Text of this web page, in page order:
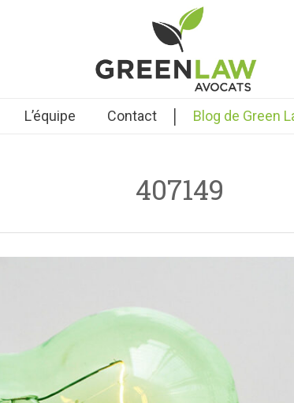
L’équipe Contact | Blog de Green
407149